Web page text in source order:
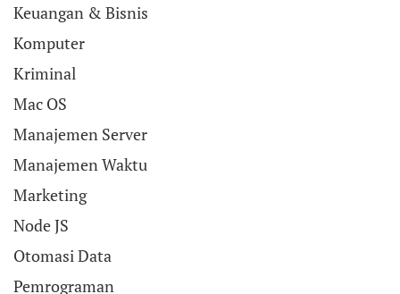
Keuangan & Bisnis
Komputer
Kriminal
Mac OS
Manajemen Server
Manajemen Waktu
Marketing
Node JS
Otomasi Data
Pemrograman